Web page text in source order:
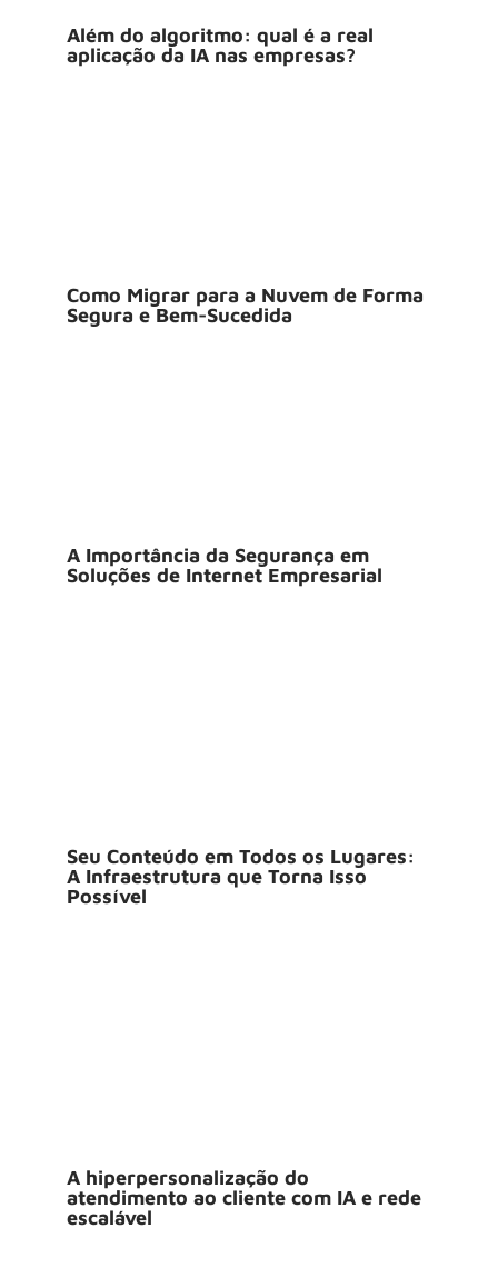
Além do algoritmo: qual é a real
aplicação da IA nas empresas?
Como Migrar para a Nuvem de Forma
Segura e Bem-Sucedida
A Importância da Segurança em
Soluções de Internet Empresarial
Seu Conteúdo em Todos os Lugares:
A Infraestrutura que Torna Isso
Possível
A hiperpersonalização do
atendimento ao cliente com IA e rede
escalável